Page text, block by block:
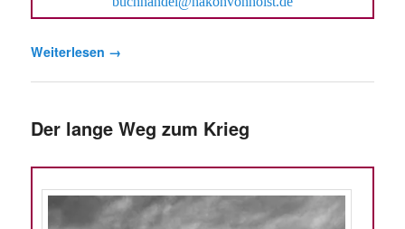
Weiterlesen →
Der lange Weg zum Krieg